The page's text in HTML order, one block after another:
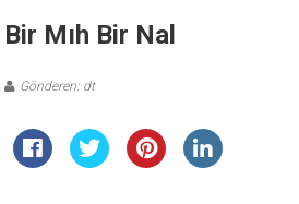
Bir Mıh Bir Nal
Gönderen: dt